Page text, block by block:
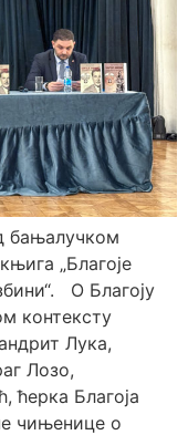
бањалучком
„Благоје
О Благоју
контексту
Лука,
Лозо,
ћерка Благоја
чињенице о